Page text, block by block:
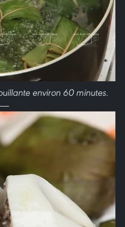
environ 60 minutes.